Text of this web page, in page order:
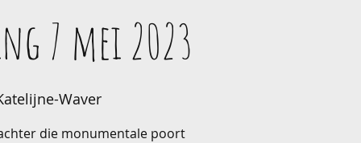
7 mei 2023
Waver
die monumentale poort